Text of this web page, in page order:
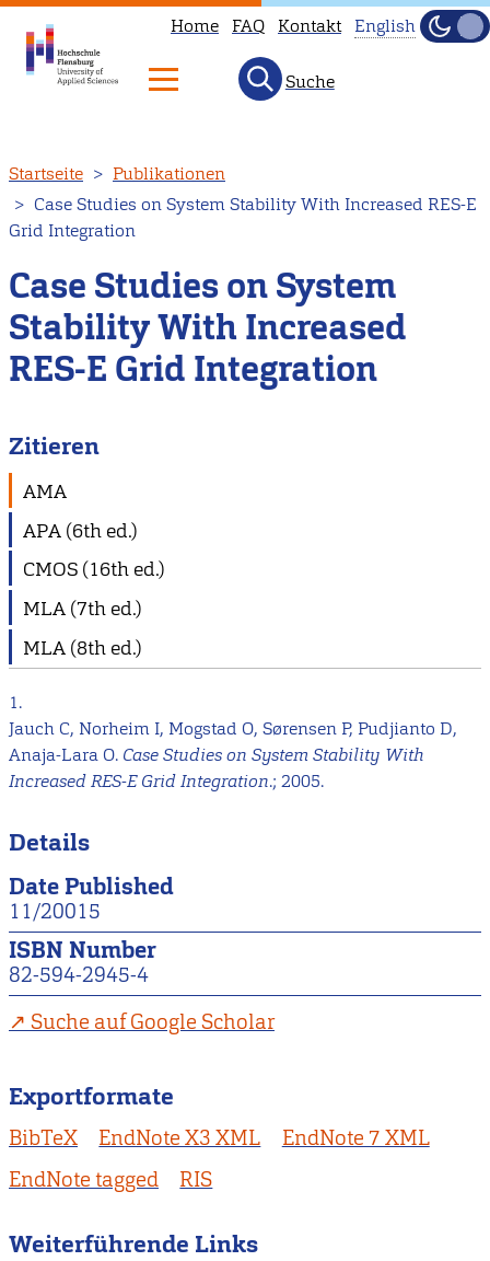
zum
Inhalt
Home FAQ Kontakt
available
English.
Head
to
English
Hell
Suche
Startseite
Publikationen
Case Studies on System Stability With Increased RES-E
Grid Integration
Case Studies on System
Stability With Increased
RES-E Grid Integration
Zitieren
AMA
APA (6th ed.)
CMOS (16th ed.)
MLA (7th ed.)
MLA (8th ed.)
1.
Jauch C, Norheim I, Mogstad O, Sørensen P, Pudjianto D,
Anaja-Lara O. Case Studies on System Stability With
Increased RES-E Grid Integration.; 2005.
Details
Date Published
11/20015
ISBN Number
82-594-2945-4
Suche auf Google Scholar
Exportformate
BibTeX EndNote X3 XML
EndNote 7 XML
EndNote tagged
RIS
Weiterführende Links